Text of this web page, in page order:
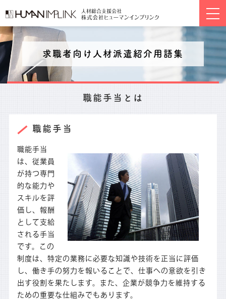
求職者向け人材派遣紹介用語集
職能手当とは
職能手当
職能手当
は、従業員
が持つ専門
的な能力や
スキルを評
価し、報酬
として支給
される手当
です。この
制度は、特定の業務に必要な知識や技術を正当に評価
し、働き手の努力を報いることで、仕事への意欲を引き
出す役割を果たします。また、企業が競争力を維持する
ための重要な仕組みでもあります。